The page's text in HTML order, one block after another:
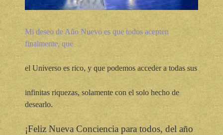
Mi deseo de Año Nuevo es que todos acepten
finalmente, que
el Universo es rico, y que podemos acceder a todas sus
infinitas riquezas, solamente con el solo hecho de
desearlo.
¡Feliz Nueva Conciencia para todos, del año